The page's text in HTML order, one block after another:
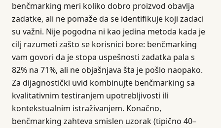
benčmarking meri koliko dobro proizvod obavlja
zadatke, ali ne pomaže da se identifikuje koji zadaci
su važni. Nije pogodna ni kao jedina metoda kada je
cilj razumeti zašto se korisnici bore: benčmarking
vam govori da je stopa uspešnosti zadatka pala s
82% na 71%, ali ne objašnjava šta je pošlo naopako.
Za dijagnostički uvid kombinujte benčmarking sa
kvalitativnim testiranjem upotrebljivosti ili
kontekstualnim istraživanjem. Konačno,
benčmarking zahteva smislen uzorak (tipično 40–